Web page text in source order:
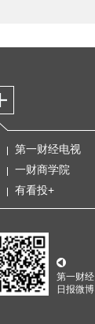
第一财经电视
一财商学院
有看投+
第一财经
日报微博